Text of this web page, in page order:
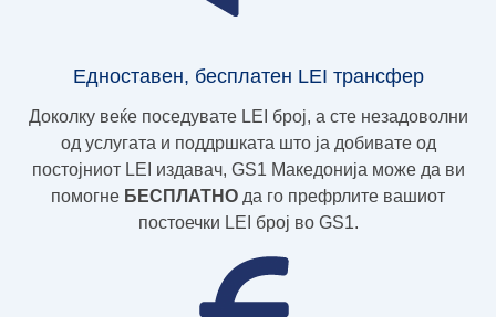
Едноставен, бесплатен LEI трансфер
Доколку веќе поседувате LEI број, а сте незадоволни
од услугата и поддршката што ја добивате од
постојниот LEI издавач, GS1 Македонија може да ви
помогне БЕСПЛАТНО да го префрлите вашиот
постоечки LEI број во GS1.